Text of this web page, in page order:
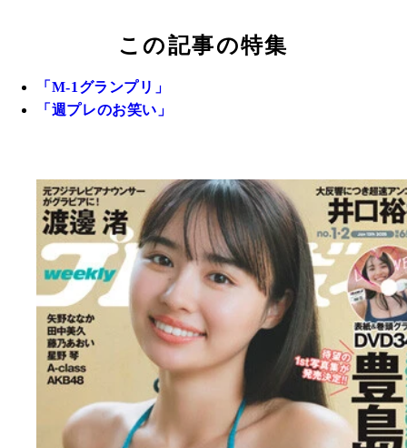
この記事の特集
「M-1グランプリ」
「週プレのお笑い」